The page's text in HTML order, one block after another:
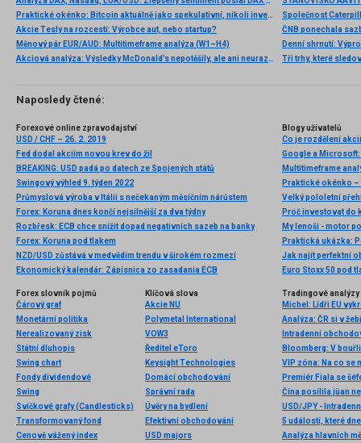
Praktické okénko: Bitcoin aktuálně jako spekulativní, nikoli investiční aktivum
Akcie Tesly na rozcestí: Výrobce aut, nebo startup?
Měnový pár EUR/AUD: Multitimeframe analýza (W1–H4)
Akciová analýza: Výsledky McDonald’s nepotěšily, ale ani neurazily. Jakou vizi společnost prezentovala?
Denní shrnutí:
Tři trhy, které
Naposledy čtené:
Forexové online zpravodajství
USD / CHF – 26. 2. 2019
Fed dodal akciím novou krev do žil
BREAKING: USD padá po datech ze Spojených států
Swingový výhled 9. týden 2022
Průmyslová výroba v Itálii s nečekaným měsíčním nárůstem
Forex: Koruna dnes končí nejsilnější za dva týdny
Rozbřesk: ECB chce snížit dopad negativních sazeb na banky
Forex: Koruna pod tlakem
NZD/USD zůstává v medvědím trendu v širokém rozmezí
Ekonomický kalendár: Zápisnica zo zasadania ECB
Blogy uživatelů
Co je rozdělení
Multitimeframe
Velký pololetní
Proč investovat do
My lenoši - motor
Praktická ukázka:
Jak najít perfektní
Euro Stoxx 50 pod
Forex slovník pojmů
Čárový graf
Monetární politika
Nerealizovaný zisk
Státní dluhopis
Swing chart
Fondy dividendové
Swing
Svíčkové grafy (Candlesticks)
Transformovaný fond
Cenově vážený index
Klíčová slova
Akcie NU
Polymetal International
VOW3
Ředitel eToro
Keysight Technologies
Domácí obchodování
Správní rada
Úvěry na bydlení
Efektivní obchodování
USD majors
Tradingové analýzy
Michel: Lídři EU
Analýza: ČR si v
Bloomberg: V
VIP zóna: Na co se
Čína posílila jüan
USD/JPY -
5 událostí, které
Analýza hlavních